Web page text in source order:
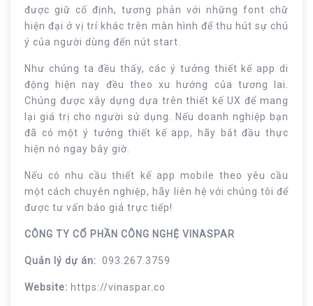
được giữ cố định, tương phản với những font chữ
hiện đại ở vị trí khác trên màn hình để thu hút sự chú
ý của người dùng đến nút start.
Như chúng ta đều thấy, các ý tưởng thiết kế app di
động hiện nay đều theo xu hướng của tương lai.
Chúng được xây dựng dựa trên thiết kế UX để mang
lại giá trị cho người sử dụng. Nếu doanh nghiệp bạn
đã có một ý tưởng thiết kế app, hãy bắt đầu thực
hiện nó ngay bây giờ.
Nếu có nhu cầu thiết kế app mobile theo yêu cầu
một cách chuyên nghiệp, hãy liên hệ với chúng tôi để
được tư vấn báo giá trực tiếp!
CÔNG TY CỔ PHẦN CÔNG NGHỆ VINASPAR
Quản lý dự án: 093.267.3759
Website: https://vinaspar.co